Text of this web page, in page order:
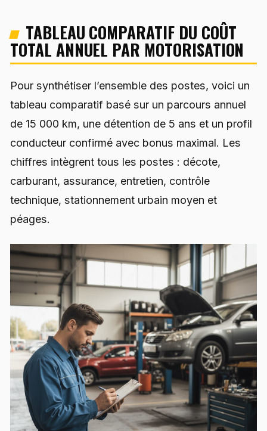
TABLEAU COMPARATIF DU COÛT
TOTAL ANNUEL PAR MOTORISATION
Pour synthétiser l’ensemble des postes, voici un
tableau comparatif basé sur un parcours annuel
de 15 000 km, une détention de 5 ans et un profil
conducteur confirmé avec bonus maximal. Les
chiffres intègrent tous les postes : décote,
carburant, assurance, entretien, contrôle
technique, stationnement urbain moyen et
péages.